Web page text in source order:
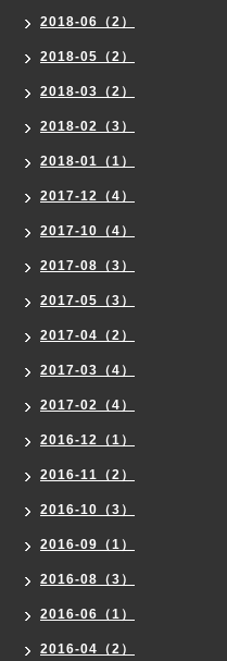
2018-06（2）
2018-05（2）
2018-03（2）
2018-02（3）
2018-01（1）
2017-12（4）
2017-10（4）
2017-08（3）
2017-05（3）
2017-04（2）
2017-03（4）
2017-02（4）
2016-12（1）
2016-11（2）
2016-10（3）
2016-09（1）
2016-08（3）
2016-06（1）
2016-04（2）